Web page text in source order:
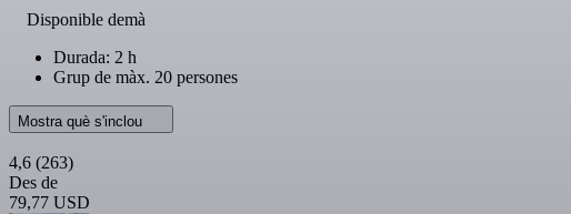
Disponible demà
Durada: 2 h
Grup de màx. 20 persones
Mostra què s'inclou
4,6 (263)
Des de
79,77 USD